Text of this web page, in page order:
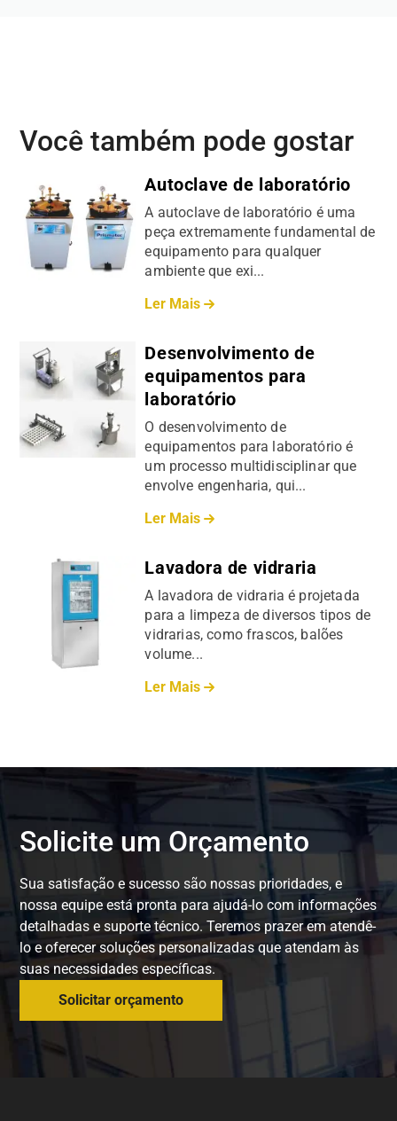
Você também pode gostar
Autoclave de laboratório
A autoclave de laboratório é uma
peça extremamente fundamental de
equipamento para qualquer
ambiente que exi...
Ler Mais
Desenvolvimento de
equipamentos para
laboratório
O desenvolvimento de
equipamentos para laboratório é
um processo multidisciplinar que
envolve engenharia, qui...
Ler Mais
Lavadora de vidraria
A lavadora de vidraria é projetada
para a limpeza de diversos tipos de
vidrarias, como frascos, balões
volume...
Ler Mais
Solicite um Orçamento
Sua satisfação e sucesso são nossas prioridades, e
nossa equipe está pronta para ajudá-lo com informações
detalhadas e suporte técnico. Teremos prazer em atendê-
lo e oferecer soluções personalizadas que atendam às
suas necessidades específicas.
Solicitar orçamento